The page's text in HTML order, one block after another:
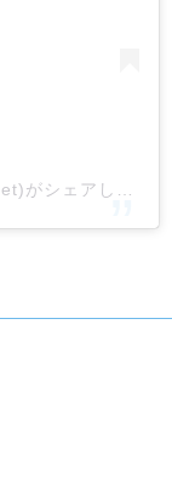
男のダイエットの中の人さん(@otoko_diet)がシェアした投稿